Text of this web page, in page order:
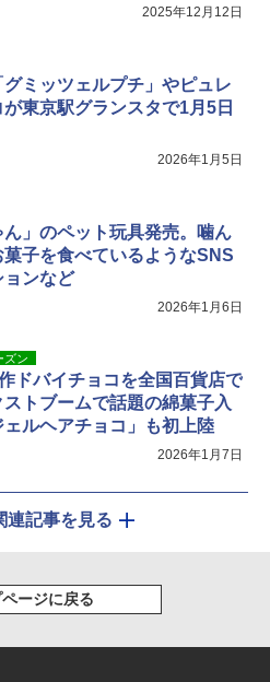
2025年12月12日
ミッツェルプチ」やピュレ
東京駅グランスタで1月5日
2026年1月5日
ん」のペット玩具発売。噛ん
子を食べているようなSNS
ョンなど
2026年1月6日
ズン
ドバイチョコを全国百貨店で
トブームで話題の綿菓子入
ェルヘアチョコ」も初上陸
2026年1月7日
連記事を見る
ページに戻る